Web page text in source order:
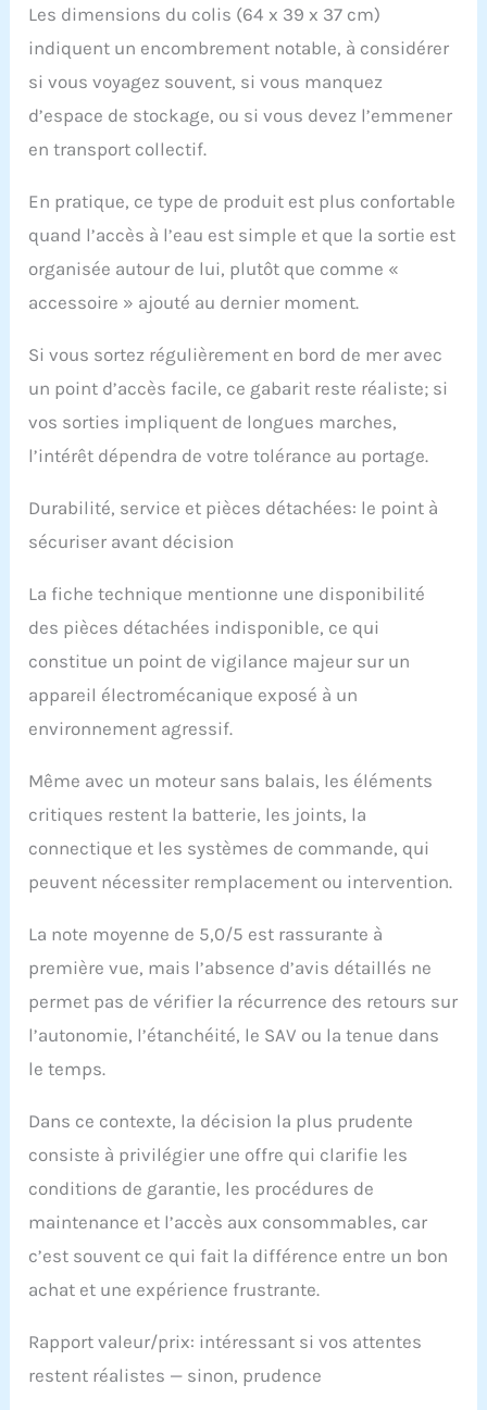
Les dimensions du colis (64 x 39 x 37 cm)
indiquent un encombrement notable, à considérer
si vous voyagez souvent, si vous manquez
d’espace de stockage, ou si vous devez l’emmener
en transport collectif.
En pratique, ce type de produit est plus confortable
quand l’accès à l’eau est simple et que la sortie est
organisée autour de lui, plutôt que comme «
accessoire » ajouté au dernier moment.
Si vous sortez régulièrement en bord de mer avec
un point d’accès facile, ce gabarit reste réaliste; si
vos sorties impliquent de longues marches,
l’intérêt dépendra de votre tolérance au portage.
Durabilité, service et pièces détachées: le point à
sécuriser avant décision
La fiche technique mentionne une disponibilité
des pièces détachées indisponible, ce qui
constitue un point de vigilance majeur sur un
appareil électromécanique exposé à un
environnement agressif.
Même avec un moteur sans balais, les éléments
critiques restent la batterie, les joints, la
connectique et les systèmes de commande, qui
peuvent nécessiter remplacement ou intervention.
La note moyenne de 5,0/5 est rassurante à
première vue, mais l’absence d’avis détaillés ne
permet pas de vérifier la récurrence des retours sur
l’autonomie, l’étanchéité, le SAV ou la tenue dans
le temps.
Dans ce contexte, la décision la plus prudente
consiste à privilégier une offre qui clarifie les
conditions de garantie, les procédures de
maintenance et l’accès aux consommables, car
c’est souvent ce qui fait la différence entre un bon
achat et une expérience frustrante.
Rapport valeur/prix: intéressant si vos attentes
restent réalistes — sinon, prudence